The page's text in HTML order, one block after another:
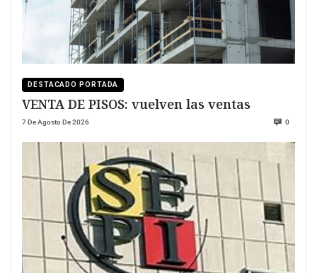
DESTACADO PORTADA
VENTA DE PISOS: vuelven las ventas
7 De Agosto De 2026 0